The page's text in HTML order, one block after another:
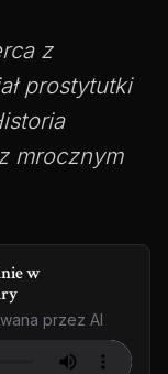
z
prostytutki
mrocznym
w
przez AI